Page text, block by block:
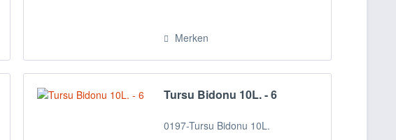
Merken
Tursu Bidonu 10L. - 6
0197-Tursu Bidonu 10L.